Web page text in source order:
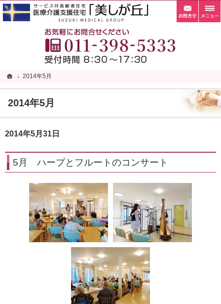
ホーム
2014年5月
2014年5月
札幌市清田区の老人ホーム・サービス付き高齢者向け住宅・サ高住なら当施設へ。
札幌市清田区の老人ホーム・サービス付き高齢者向け住宅・サ高住なら自家菜園がある「
2014年5月31日
5月 ハープとフルートのコンサート
お
ホーム
2014年5月